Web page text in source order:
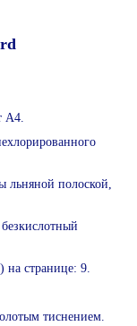
А4.
льняной полоской,
странице: 9.
тиснением.